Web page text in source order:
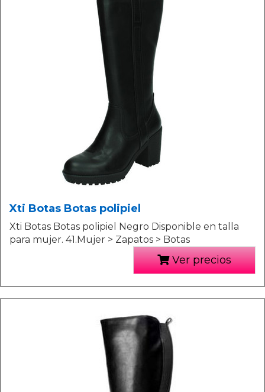
Xti Botas Botas polipiel
Xti Botas Botas polipiel Negro Disponible en talla
para mujer. 41.Mujer > Zapatos > Botas
Ver precios